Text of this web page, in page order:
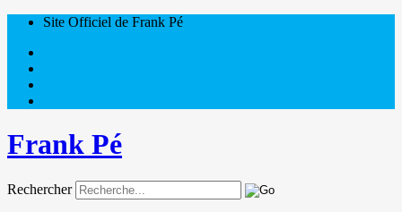
Site Officiel de Frank Pé
Frank Pé
Rechercher